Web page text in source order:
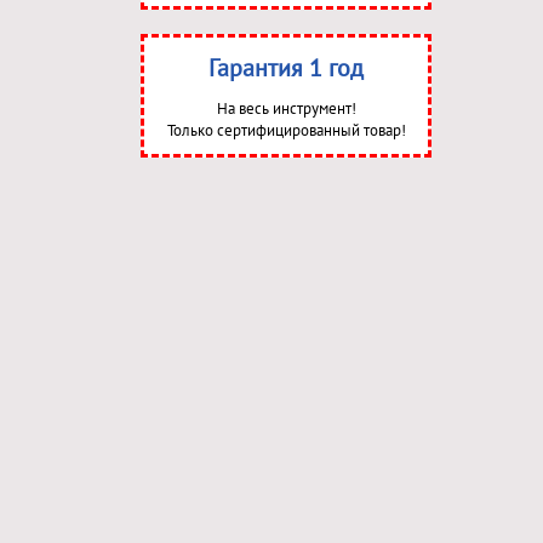
Гарантия 1 год
На весь инструмент!
Только сертифицированный товар!